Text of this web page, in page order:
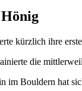
kürzlich ihre
die
im Bouldern hat